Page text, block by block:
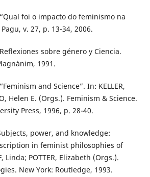
“Qual foi o impacto do feminismo na
v. 27, p. 13-34, 2006.
Reflexiones sobre género y Ciencia.
1991.
and Science”. In: KELLER,
Helen E. (Orgs.). Feminism & Science.
Press, 1996, p. 28-40.
power, and knowledge:
in feminist philosophies of
Linda; POTTER, Elizabeth (Orgs.).
New York: Routledge, 1993.